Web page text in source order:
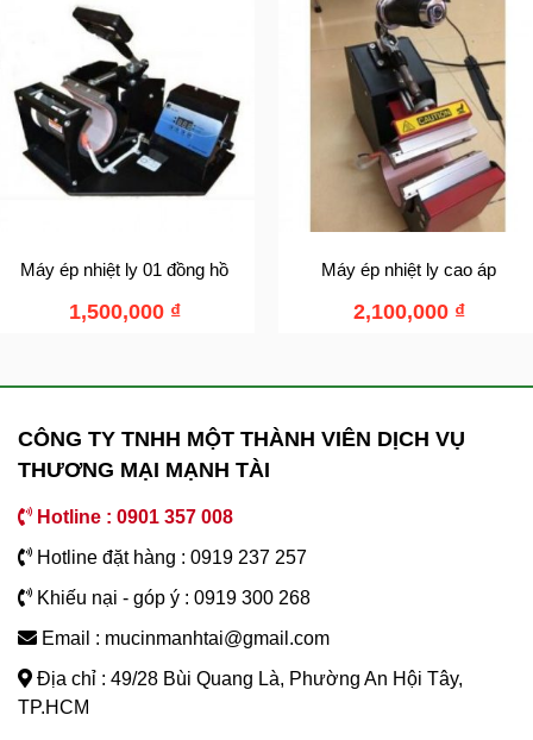
Máy ép nhiệt ly 01 đồng hồ
1,500,000 ₫
Máy ép nhiệt ly cao áp
2,100,000 ₫
CÔNG TY TNHH MỘT THÀNH VIÊN DỊCH VỤ
THƯƠNG MẠI MẠNH TÀI
Hotline : 0901 357 008
Hotline đặt hàng : 0919 237 257
Khiếu nại - góp ý : 0919 300 268
Email : mucinmanhtai@gmail.com
Địa chỉ : 49/28 Bùi Quang Là, Phường An Hội Tây,
TP.HCM